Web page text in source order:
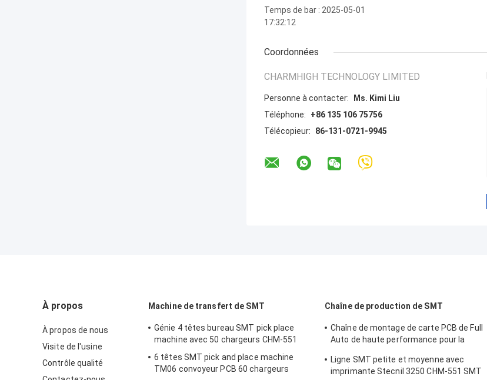
Temps de bar : 2025-05-01
17:32:12
Coordonnées
CHARMHIGH TECHNOLOGY LIMITED
Personne à contacter:
Ms. Kimi Liu
Téléphone:
+86 135 106 75756
Télécopieur:
86-131-0721-9945
À propos
À propos de nous
Visite de l'usine
Contrôle qualité
Machine de transfert de SMT
Génie 4 têtes bureau SMT pick place
machine avec 50 chargeurs CHM-551
6 têtes SMT pick and place machine
TM06 convoyeur PCB 60 chargeurs
Chaîne de production de SMT
Chaîne de montage de carte PCB de Full
Auto de haute performance pour la
Ligne SMT petite et moyenne avec
imprimante Stecnil 3250 CHM-551 SMT